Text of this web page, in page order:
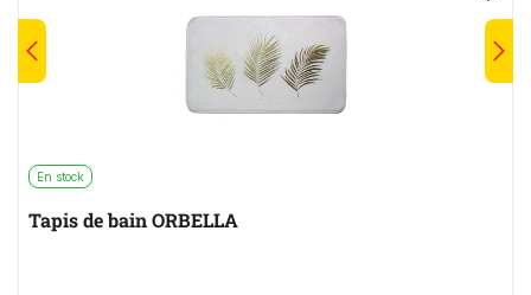
En stock
Tapis de bain ORBELLA